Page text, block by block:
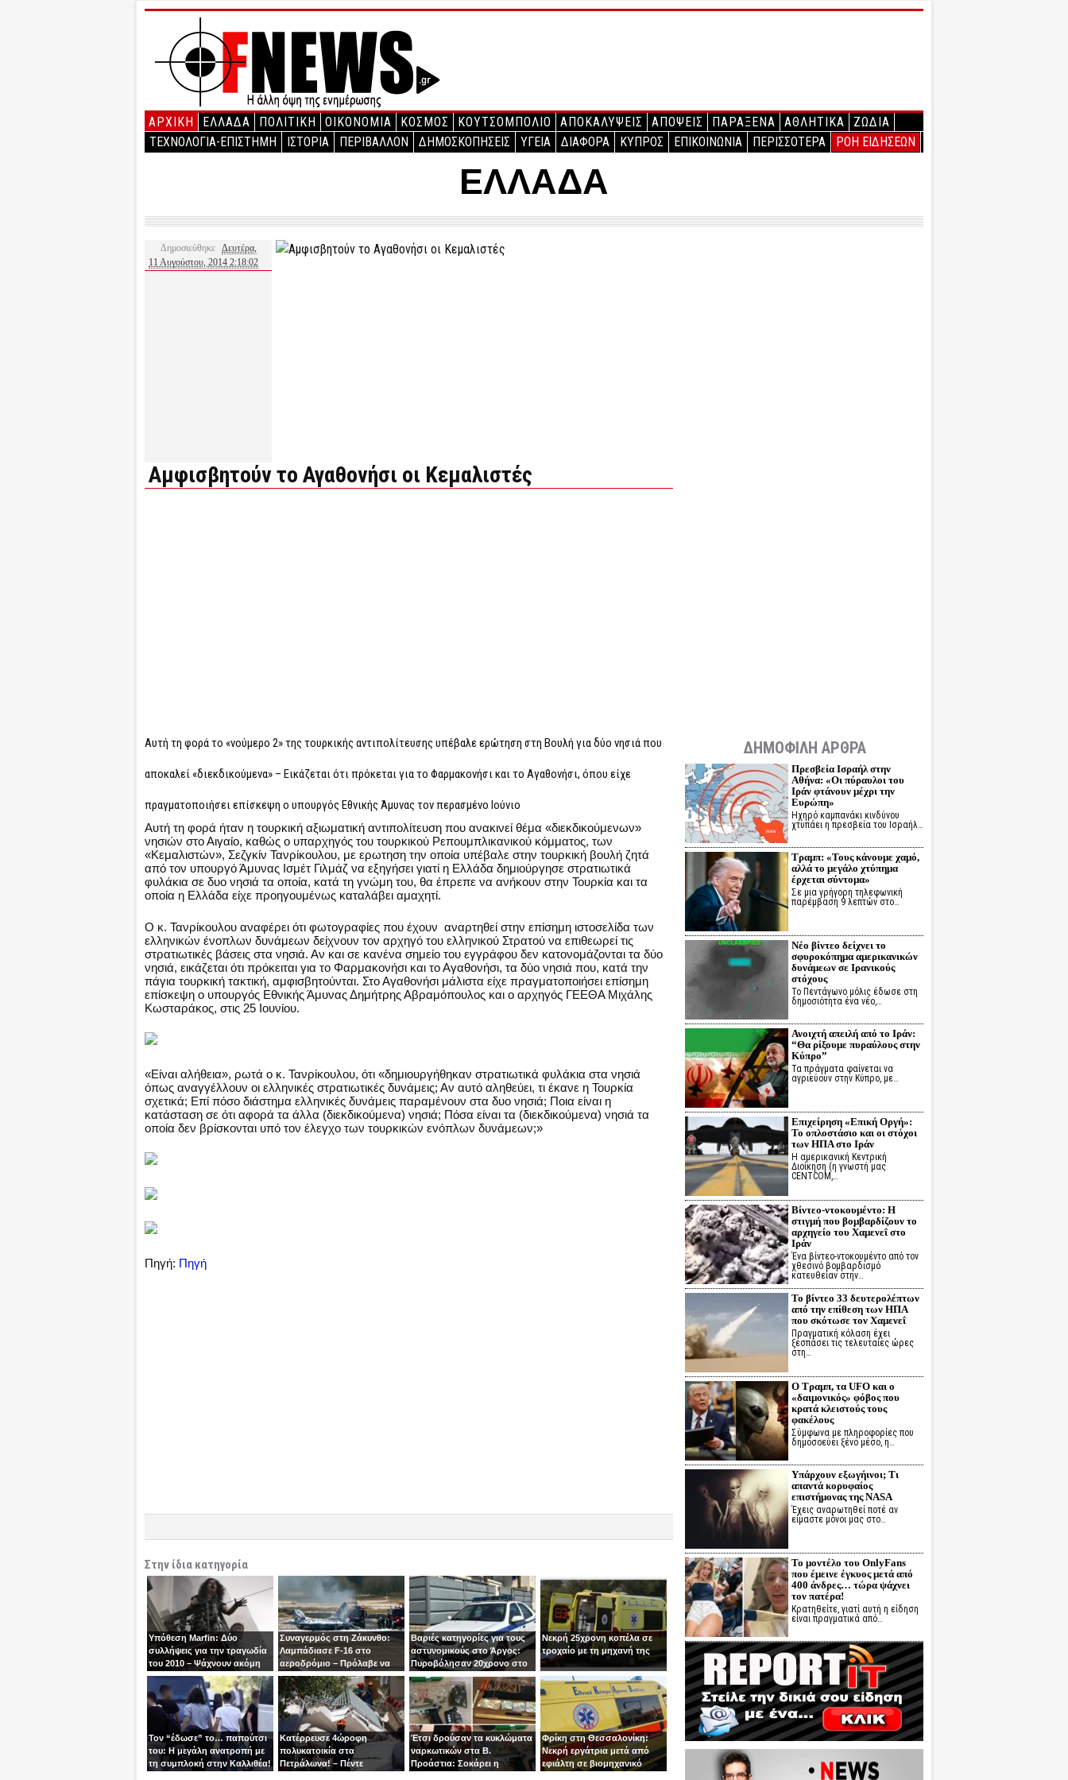
ΑΡΧΙΚΉ ΕΛΛΑΔΑ ΠΟΛΙΤΙΚΗ ΟΙΚΟΝΟΜΙΑ ΚΟΣΜΟΣ ΚΟΥΤΣΟΜΠΟΛΙΟ ΑΠΟΚΑΛΥΨΕΙΣ ΑΠΟΨΕΙΣ ΠΑΡΑΞΕΝΑ ΑΘΛΗΤΙΚΑ
ΖΩΔΙΑ
ΤΕΧΝΟΛΟΓΙΑ-ΕΠΙΣΤΗΜΗ
ΙΣΤΟΡΙΑ ΠΕΡΙΒΑΛΛΟΝ ΔΗΜΟΣΚΟΠΗΣΕΙΣ ΥΓΕΙΑ ΔΙΑΦΟΡΑ ΚΥΠΡΟΣ ΕΠΙΚΟΙΝΩΝΙΑ ΠΕΡΙΣΣΟΤΕΡΑ ΡΟΗ ΕΙΔΗΣΕΩΝ
ΕΛΛΑΔΑ
Δημοσιεύθηκε Δευτέρα,
11 Αυγούστου, 2014 2:18:02
Αμφισβητούν το Αγαθονήσι οι Κεμαλιστές
Αυτή τη φορά το «νούμερο 2» της τουρκικής αντιπολίτευσης υπέβαλε ερώτηση στη Βουλή για δύο νησιά που
αποκαλεί «διεκδικούμενα» – Εικάζεται ότι πρόκεται για το Φαρμακονήσι και το Αγαθονήσι, όπου είχε
πραγματοποιήσει επίσκεψη ο υπουργός Εθνικής Άμυνας τον περασμένο Ιούνιο
Αυτή τη φορά ήταν η τουρκική αξιωματική αντιπολίτευση που ανακινεί θέμα «διεκδικούμενων»
νησιών στο Αιγαίο, καθώς ο υπαρχηγός του τουρκικού Ρεπουμπλικανικού κόμματος, των
«Κεμαλιστών», Σεζγκίν Τανρίκουλου, με ερωτηση την οποία υπέβαλε στην τουρκική βουλή ζητά
από τον υπουργό Άμυνας Ισμέτ Γιλμάζ να εξηγήσει γιατί η Ελλάδα δημιούργησε στρατιωτικά
φυλάκια σε δυο νησιά τα οποία, κατά τη γνώμη του, θα έπρεπε να ανήκουν στην Τουρκία και τα
οποία η Ελλάδα είχε προηγουμένως καταλάβει αμαχητί.
Ο κ. Τανρίκουλου αναφέρει ότι φωτογραφίες που έχουν αναρτηθεί στην επίσημη ιστοσελίδα των
ελληνικών ένοπλων δυνάμεων δείχνουν τον αρχηγό του ελληνικού Στρατού να επιθεωρεί τις
στρατιωτικές βάσεις στα νησιά. Αν και σε κανένα σημείο του εγγράφου δεν κατονομάζονται τα δύο
νησιά, εικάζεται ότι πρόκειται για το Φαρμακονήσι και το Αγαθονήσι, τα δύο νησιά που, κατά την
πάγια τουρκική τακτική, αμφισβητούνται. Στο Αγαθονήσι μάλιστα είχε πραγματοποιήσει επίσημη
επίσκεψη ο υπουργός Εθνικής Άμυνας Δημήτρης Αβραμόπουλος και ο αρχηγός ΓΕΕΘΑ Μιχάλης
Κωσταράκος, στις 25 Ιουνίου.
«Είναι αλήθεια», ρωτά ο κ. Τανρίκουλου, ότι «δημιουργήθηκαν στρατιωτικά φυλάκια στα νησιά
όπως αναγγέλλουν οι ελληνικές στρατιωτικές δυνάμεις; Αν αυτό αληθεύει, τι έκανε η Τουρκία
σχετικά; Επί πόσο διάστημα ελληνικές δυνάμεις παραμένουν στα δυο νησιά; Ποια είναι η
κατάσταση σε ότι αφορά τα άλλα (διεκδικούμενα) νησιά; Πόσα είναι τα (διεκδικούμενα) νησιά τα
οποία δεν βρίσκονται υπό τον έλεγχο των τουρκικών ενόπλων δυνάμεων;»
Πηγή: Πηγή
Στην ίδια κατηγορία
Υπόθεση Marfin: Δύο
συλλήψεις για την τραγωδία
του 2010 – Ψάχνουν ακόμη
μία γυναίκα
Συναγερμός στη Ζάκυνθο:
Λαμπάδιασε F-16 στο
αεροδρόμιο – Πρόλαβε να
βγει την τελευταία στιγμή ο
χειριστής
Βαριές κατηγορίες για τους
αστυνομικούς στο Άργος:
Πυροβόλησαν 20χρονο στο
κεφάλι
Νεκρή 25χρονη κοπέλα σε
τροχαίο με τη μηχανή της
Τον “έδωσε” το… παπούτσι
του: Η μεγάλη ανατροπή με
τη συμπλοκή στην Καλλιθέα!
Κατέρρευσε 4ώροφη
πολυκατοικία στα
Πετράλωνα! – Πέντε
Έτσι δρούσαν τα κυκλώματα
ναρκωτικών στα Β.
Προάστια: Σοκάρει η
Φρίκη στη Θεσσαλονίκη:
Νεκρή εργάτρια μετά από
εφιάλτη σε βιομηχανικό
ΔΗΜΟΦΙΛΗ ΑΡΘΡΑ
Πρεσβεία Ισραήλ στην
Αθήνα: «Οι πύραυλοι του
Ιράν φτάνουν μέχρι την
Ευρώπη»
Ηχηρό καμπανάκι κινδύνου
χτυπάει η πρεσβεία του Ισραήλ…
Τραμπ: «Τους κάνουμε χαμό,
αλλά το μεγάλο χτύπημα
έρχεται σύντομα»
Σε μια γρήγορη τηλεφωνική
παρέμβαση 9 λεπτών στο…
Νέο βίντεο δείχνει το
σφυροκόπημα αμερικανικών
δυνάμεων σε Ιρανικούς
στόχους
Το Πεντάγωνο μόλις έδωσε στη
δημοσιότητα ένα νέο,…
Ανοιχτή απειλή από το Ιράν:
“Θα ρίξουμε πυραύλους στην
Κύπρο”
Τα πράγματα φαίνεται να
αγριεύουν στην Κύπρο, με…
Επιχείρηση «Επική Οργή»:
Το οπλοστάσιο και οι στόχοι
των ΗΠΑ στο Ιράν
Η αμερικανική Κεντρική
Διοίκηση (η γνωστή μας
CENTCOM,…
Βίντεο-ντοκουμέντο: Η
στιγμή που βομβαρδίζουν το
αρχηγείο του Χαμενεΐ στο
Ιράν
Ένα βίντεο-ντοκουμέντο από τον
χθεσινό βομβαρδισμό
κατευθείαν στην…
Το βίντεο 33 δευτερολέπτων
από την επίθεση των ΗΠΑ
που σκότωσε τον Χαμενεΐ
Πραγματική κόλαση έχει
ξεσπάσει τις τελευταίες ώρες
στη…
Ο Τραμπ, τα UFO και ο
«δαιμονικός» φόβος που
κρατά κλειστούς τους
φακέλους
Σύμφωνα με πληροφορίες που
δημοσοεύει ξένο μέσο, η…
Υπάρχουν εξωγήινοι; Τι
απαντά κορυφαίος
επιστήμονας της NASA
Έχεις αναρωτηθεί ποτέ αν
είμαστε μόνοι μας στο…
Το μοντέλο του OnlyFans
που έμεινε έγκυος μετά από
400 άνδρες… τώρα ψάχνει
τον πατέρα!
Κρατηθείτε, γιατί αυτή η είδηση
είναι πραγματικά από…